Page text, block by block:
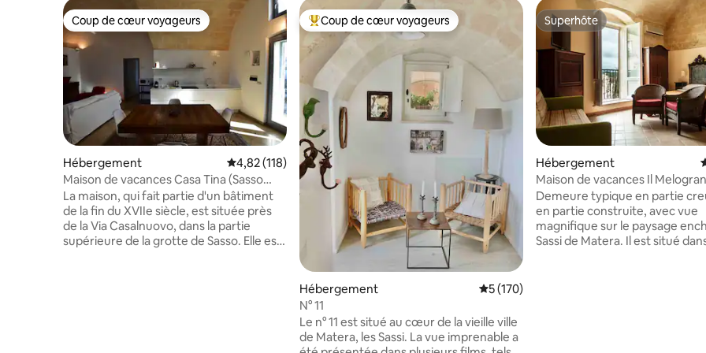
Coup de cœur voyageurs
Coup de cœur voyageurs
Hébergement Évaluation moyenne sur la base de 118 commentaires : 4,82 sur 5
4,82 (118)
Maison de vacances Casa Tina (Sasso
Caveoso)
La maison, qui fait partie d'un bâtiment
de la fin du XVIIe siècle, est située près
de la Via Casalnuovo, dans la partie
supérieure de la grotte de Sasso. Elle est
Coups de cœur voyageurs les plus appréciés
Coup de cœur voyageurs
Hébergement Évaluation moyenne sur la base de 170
5 (170)
N° 11
Le n° 11 est situé au cœur de la vieille ville
de Matera, les Sassi. La vue imprenable a
Superhôte
Superhôte
Hébergement
Maison de vacances Il
Demeure typique en partie
en partie construite, avec vue
magnifique sur le paysage
Sassi de Matera. Il est situé